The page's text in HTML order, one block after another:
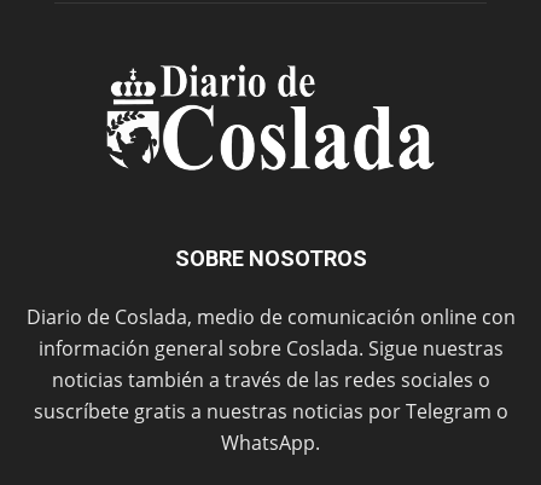
SOBRE NOSOTROS
Diario de Coslada, medio de comunicación online con
información general sobre Coslada. Sigue nuestras
noticias también a través de las redes sociales o
suscríbete gratis a nuestras noticias por Telegram o
WhatsApp.